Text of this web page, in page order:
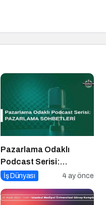
Pazarlama Odaklı
Podcast Serisi:
Pazarlama Sohbetleri
İş Dünyası 4 ay önce